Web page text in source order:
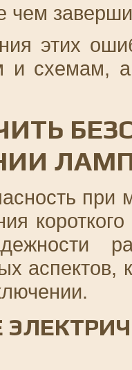
чем
этих
и схемам,
при
аспектов,